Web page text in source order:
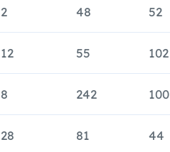
2 48 52
12 55 102
8 242 100
28 81 44